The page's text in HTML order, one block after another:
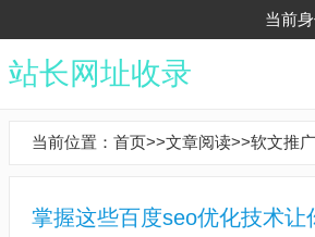
当前
站长网址收录
当前位置： 首页>>文章阅读>>软文推广
掌握这些百度seo优化技术让